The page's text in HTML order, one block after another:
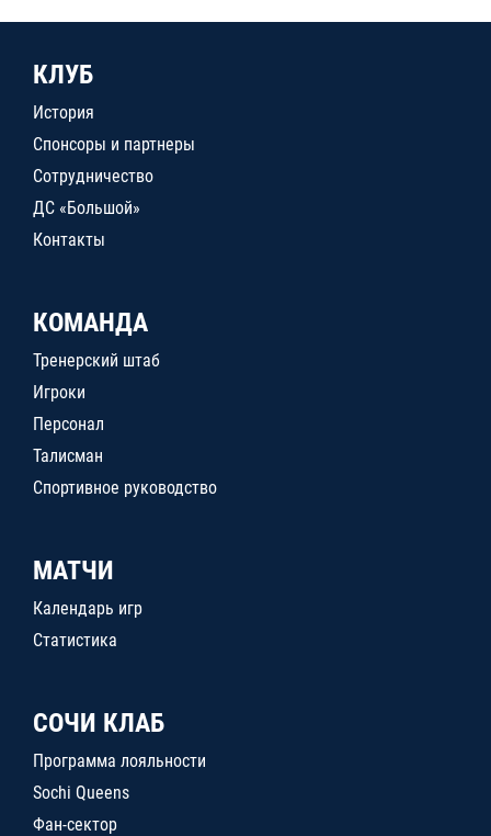
КЛУБ
История
Спонсоры и партнеры
Сотрудничество
ДС «Большой»
Контакты
КОМАНДА
Тренерский штаб
Игроки
Персонал
Талисман
Спортивное руководство
МАТЧИ
Календарь игр
Статистика
СОЧИ КЛАБ
Программа лояльности
Sochi Queens
Фан-сектор